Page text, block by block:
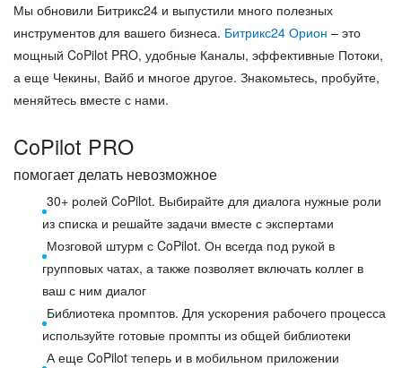
Мы обновили Битрикс24 и выпустили много полезных
инструментов для вашего бизнеса. Битрикс24 Орион – это
мощный CoPilot PRO, удобные Каналы, эффективные Потоки,
а еще Чекины, Вайб и многое другое. Знакомьтесь, пробуйте,
меняйтесь вместе с нами.
CoPilot PRO
помогает делать невозможное
30+ ролей CoPilot. Выбирайте для диалога нужные роли
из списка и решайте задачи вместе с экспертами
Мозговой штурм с CoPilot. Он всегда под рукой в
групповых чатах, а также позволяет включать коллег в
ваш с ним диалог
Библиотека промптов. Для ускорения рабочего процесса
используйте готовые промпты из общей библиотеки
А еще CoPilot теперь и в мобильном приложении